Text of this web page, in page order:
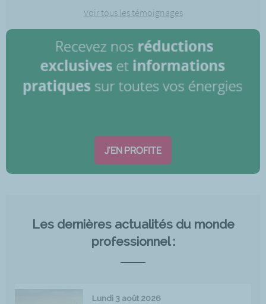
Voir tous les témoignages
J'EN PROFITE
Les dernières actualités du monde
professionnel :
Lundi 3 août 2026